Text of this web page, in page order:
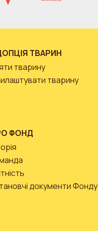
ТВАРИН
тварину
тварину
ФОНД
документи Фонду